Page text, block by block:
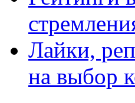
Лайки,
на выбор